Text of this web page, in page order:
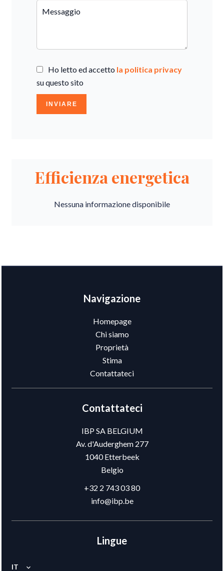
Ho letto ed accetto la politica privacy
su questo sito
INVIARE
Efficienza energetica
Nessuna informazione disponibile
Navigazione
Homepage
Chi siamo
Proprietà
Stima
Contattateci
Contattateci
IBP SA BELGIUM
Av. d'Auderghem 277
1040Etterbeek
Belgio
+32 2 743 03 80
info@ibp.be
Lingue
IT